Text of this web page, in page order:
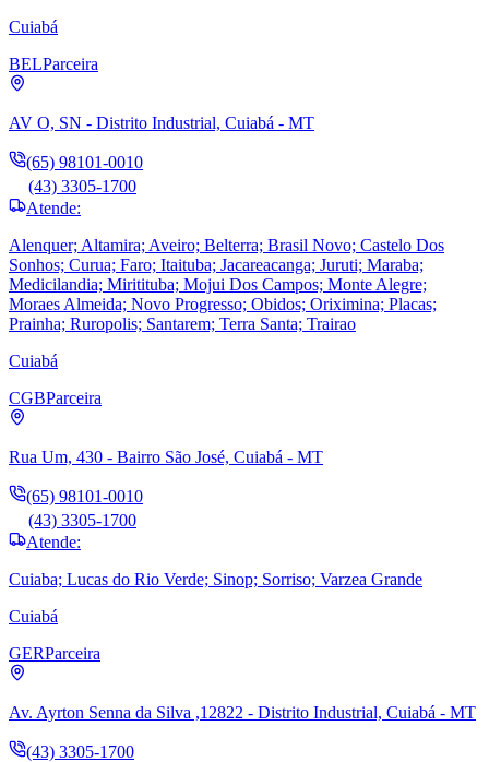
Cuiabá
BELParceira
AV O, SN - Distrito Industrial, Cuiabá - MT
(65) 98101-0010
(43) 3305-1700
Atende:
Alenquer; Altamira; Aveiro; Belterra; Brasil Novo; Castelo Dos
Sonhos; Curua; Faro; Itaituba; Jacareacanga; Juruti; Maraba;
Medicilandia; Miritituba; Mojui Dos Campos; Monte Alegre;
Moraes Almeida; Novo Progresso; Obidos; Oriximina; Placas;
Prainha; Ruropolis; Santarem; Terra Santa; Trairao
Cuiabá
CGBParceira
Rua Um, 430 - Bairro São José, Cuiabá - MT
(65) 98101-0010
(43) 3305-1700
Atende:
Cuiaba; Lucas do Rio Verde; Sinop; Sorriso; Varzea Grande
Cuiabá
GERParceira
Av. Ayrton Senna da Silva ,12822 - Distrito Industrial, Cuiabá - MT
(43) 3305-1700